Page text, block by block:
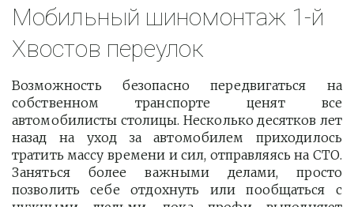
Мобильный шиномонтаж 1-й
Хвостов переулок
Возможность безопасно передвигаться на
собственном транспорте ценят все
автомобилисты столицы. Несколько десятков лет
назад на уход за автомобилем приходилось
тратить массу времени и сил, отправляясь на СТО.
Заняться более важными делами, просто
позволить себе отдохнуть или пообщаться с